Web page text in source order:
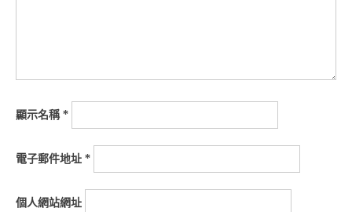
顯示名稱*
電子郵件地址 *
個人網站網址